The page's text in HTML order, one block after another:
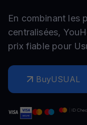
En combinant les
centralisées,
prix fiable pour
BuyUSUAL